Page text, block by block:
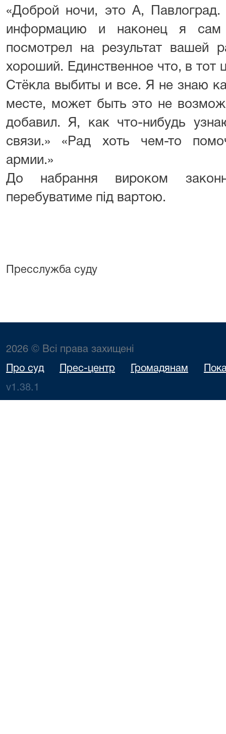
«Доброй ночи, это А,
информацию и наконец я
посмотрел на результат вашей
хороший. Единственное что, в тот
Стёкла выбиты и все. Я не знаю
месте, может быть это не
добавил. Я, как что-нибудь
связи.» «Рад хоть чем-то
армии.»
До набрання вироком
перебуватиме під вартою.
Пресслужба суду
2026 © Всі права захищені
Про суд Прес-центр Громадянам
v1.38.1